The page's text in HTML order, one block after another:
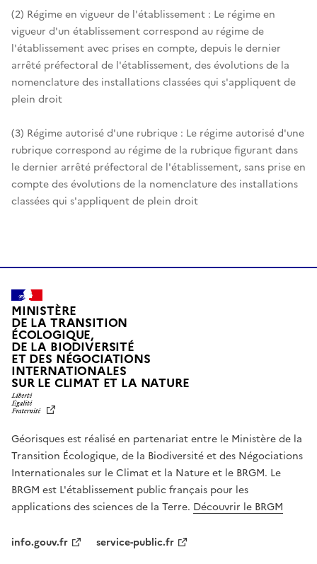
(2) Régime en vigueur de l'établissement : Le régime en
vigueur d'un établissement correspond au régime de
l'établissement avec prises en compte, depuis le dernier
arrêté préfectoral de l'établissement, des évolutions de la
nomenclature des installations classées qui s'appliquent de
plein droit
(3) Régime autorisé d'une rubrique : Le régime autorisé d'une
rubrique correspond au régime de la rubrique figurant dans
le dernier arrêté préfectoral de l'établissement, sans prise en
compte des évolutions de la nomenclature des installations
classées qui s'appliquent de plein droit
MINISTÈRE
DE LA TRANSITION
ÉCOLOGIQUE,
DE LA BIODIVERSITÉ
ET DES NÉGOCIATIONS
INTERNATIONALES
SUR LE CLIMAT ET LA NATUREL
T
É
,
É
G
A
L
Géorisques est réalisé en partenariat entre le Ministère de la
Transition Écologique, de la Biodiversité et des Négociations
Internationales sur le Climat et la Nature et le BRGM. Le
BRGM est L'établissement public français pour les
applications des sciences de la Terre. Découvrir le BRGM
info.gouv.fr
service-public.fr